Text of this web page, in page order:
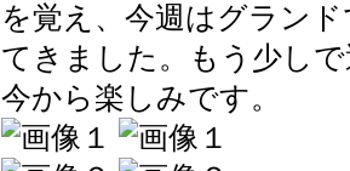
を覚え、今週はグラン
てきました。もう少し
今から楽しみです。